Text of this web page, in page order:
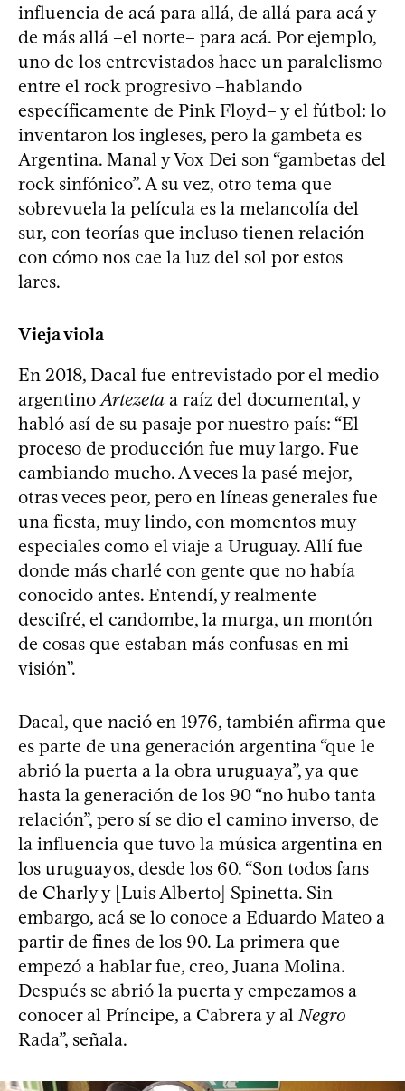
influencia de acá para allá, de allá para acá y
de más allá –el norte– para acá. Por ejemplo,
uno de los entrevistados hace un paralelismo
entre el rock progresivo –hablando
específicamente de Pink Floyd– y el fútbol: lo
inventaron los ingleses, pero la gambeta es
Argentina. Manal y Vox Dei son “gambetas del
rock sinfónico”. A su vez, otro tema que
sobrevuela la película es la melancolía del
sur, con teorías que incluso tienen relación
con cómo nos cae la luz del sol por estos
lares.
Vieja viola
En 2018, Dacal fue entrevistado por el medio
argentino Artezeta a raíz del documental, y
habló así de su pasaje por nuestro país: “El
proceso de producción fue muy largo. Fue
cambiando mucho. A veces la pasé mejor,
otras veces peor, pero en líneas generales fue
una fiesta, muy lindo, con momentos muy
especiales como el viaje a Uruguay. Allí fue
donde más charlé con gente que no había
conocido antes. Entendí, y realmente
descifré, el candombe, la murga, un montón
de cosas que estaban más confusas en mi
visión”.
Dacal, que nació en 1976, también afirma que
es parte de una generación argentina “que le
abrió la puerta a la obra uruguaya”, ya que
hasta la generación de los 90 “no hubo tanta
relación”, pero sí se dio el camino inverso, de
la influencia que tuvo la música argentina en
los uruguayos, desde los 60. “Son todos fans
de Charly y [Luis Alberto] Spinetta. Sin
embargo, acá se lo conoce a Eduardo Mateo a
partir de fines de los 90. La primera que
empezó a hablar fue, creo, Juana Molina.
Después se abrió la puerta y empezamos a
conocer al Príncipe, a Cabrera y al Negro
Rada”, señala.